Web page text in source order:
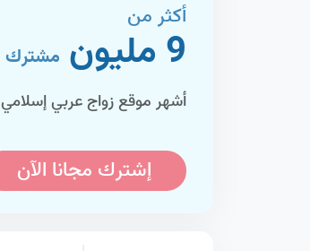
أكثر من
9 مليون مشترك
أشهر موقع زواج عربي إسلامي
إشترك مجانا الآن